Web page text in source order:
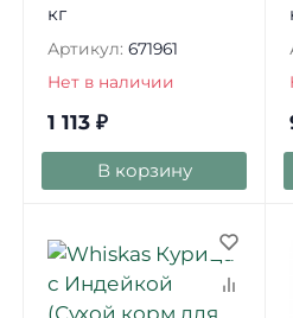
кг
Артикул: 671961
Нет в наличии
1 113 ₽
В корзину